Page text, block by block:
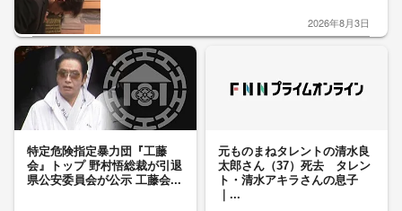
2026年8月3日
特定危険指定暴力団『工藤
会』トップ 野村悟総裁が引退
県公安委員会が公示 工藤会...
元ものまねタレントの清水良
太郎さん（37）死去 タレン
ト・清水アキラさんの息子
｜...